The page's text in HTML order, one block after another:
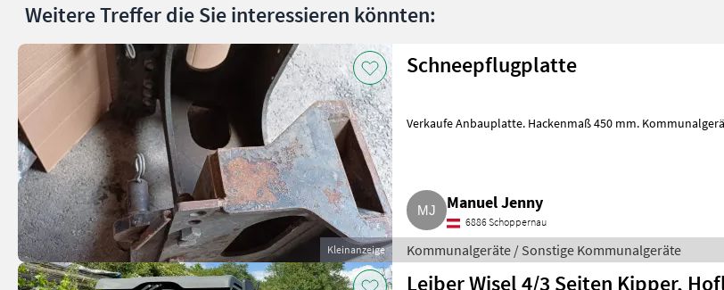
Weitere Treffer die Sie interessieren könnten:
Kleinanzeige
Schneepflugplatte
Verkaufe Anbauplatte. Hackenmaß 450 mm.
Manuel Jenny
6886 Schoppernau
Kommunalgeräte / Sonstige Kommunalgeräte
Leiber Wisel 4/3 Seiten Kipper,